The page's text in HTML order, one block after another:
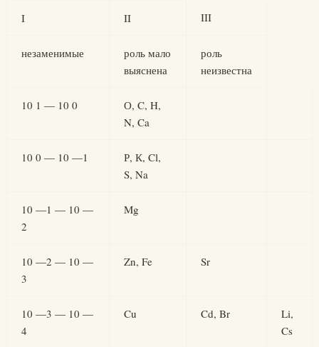
I II III
незаменимые
роль мало
выяснена
роль
неизвестна
10 1 — 10 0
О, C, H,
N, Ca
10 0 — 10 —1
Р, К, Cl,
S, Na
10 —1 — 10 —
2
Mg
10 —2 — 10 —
3
Zn, Fe Sr
10 —3 — 10 —
4
Cu Cd, Br
Li,
Cs